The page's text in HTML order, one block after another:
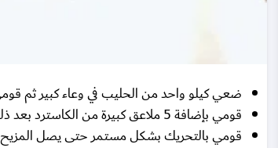
ضعي كيلو واحد من الحليب في وعاء كبير
قومي بإضافة 5 ملاعق كبيرة من الكاسترد بعد ذلك مع التحريك حتى يذوب تماماً في الحليب ثم ضعي الوعاء على نار متوسطة.
قومي بالتحريك بشكل مستمر حتى يصل المزيح